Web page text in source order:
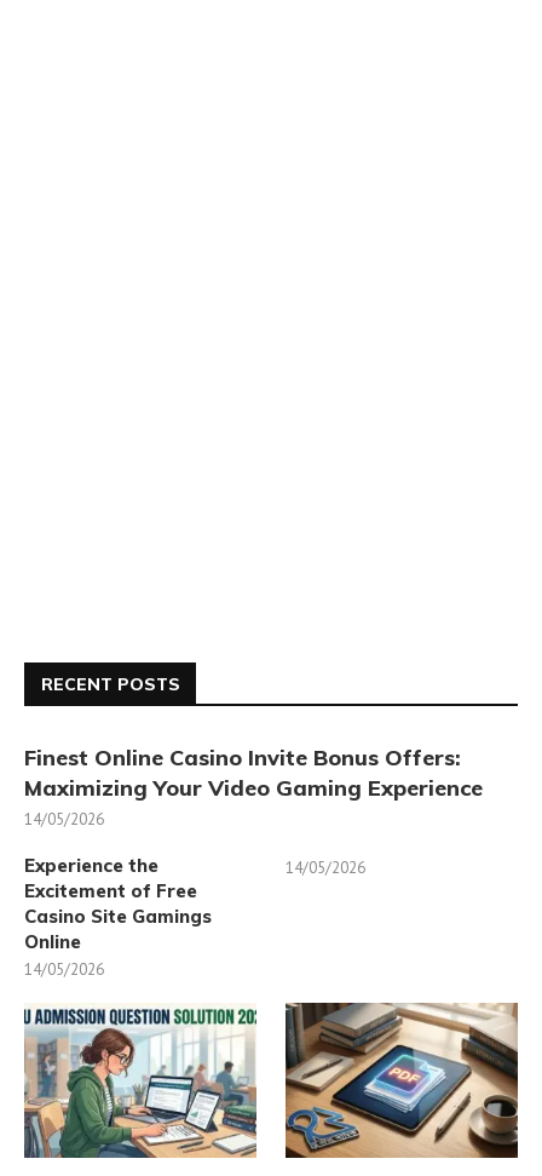
RECENT POSTS
Finest Online Casino Invite Bonus Offers:
Maximizing Your Video Gaming Experience
14/05/2026
Experience the
Excitement of Free
Casino Site Gamings
Online
14/05/2026
14/05/2026